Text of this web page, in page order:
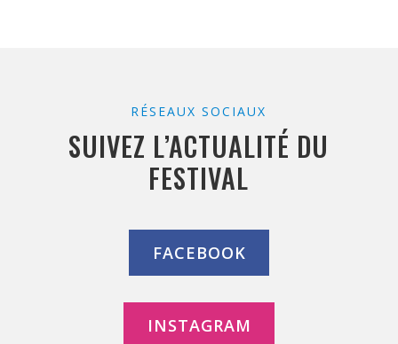
RÉSEAUX SOCIAUX
SUIVEZ L’ACTUALITÉ DU
FESTIVAL
FACEBOOK
INSTAGRAM